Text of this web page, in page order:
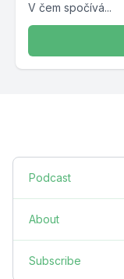
V čem spočívá...
Podcast
About
Subscribe